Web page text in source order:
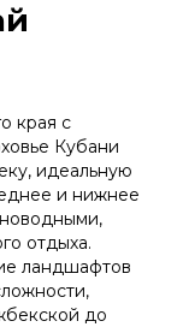
края с
Кубани
идеальную
и нижнее
отдыха.
ландшафтов
до